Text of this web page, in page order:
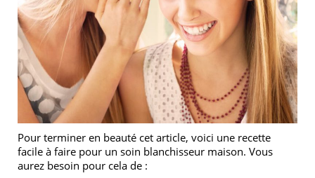
Pour terminer en beauté cet article, voici une recette
facile à faire pour un soin blanchisseur maison. Vous
aurez besoin pour cela de :